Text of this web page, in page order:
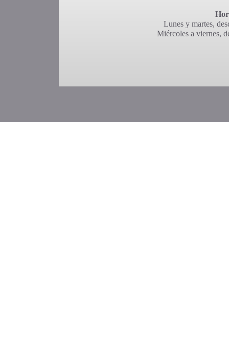
Lunes y martes,
Miércoles a viernes,